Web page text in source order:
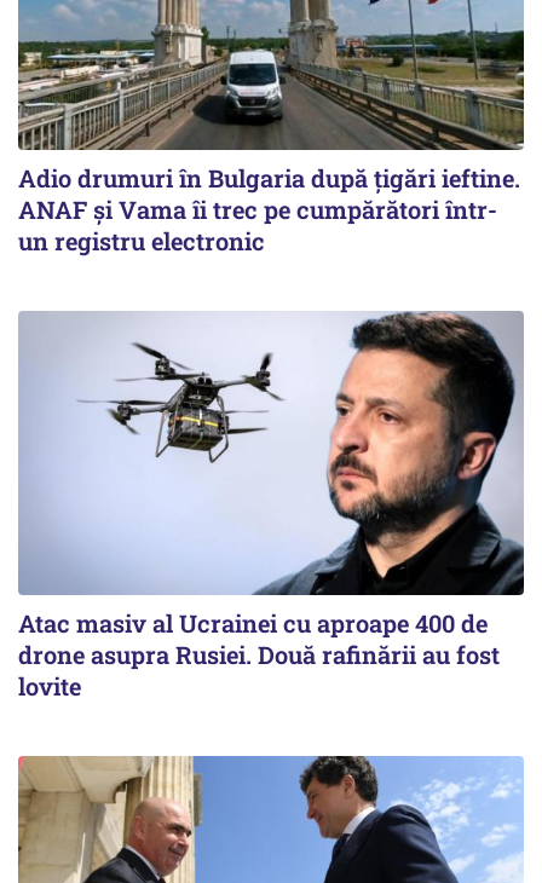
Adio drumuri în Bulgaria după țigări ieftine.
ANAF și Vama îi trec pe cumpărători într-
un registru electronic
Atac masiv al Ucrainei cu aproape 400 de
drone asupra Rusiei. Două rafinării au fost
lovite